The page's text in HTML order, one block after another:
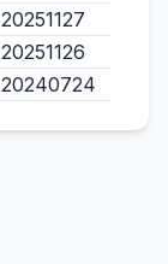
20251127
20251126
20240724